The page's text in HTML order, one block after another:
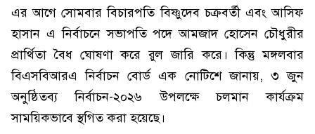
এর আগে সোমবার বিচারপতি বিষ্ণুদেব চক্রবর্তী এবং আসিফ
হাসান এ নির্বাচনে সভাপতি পদে আমজাদ হোসেন চৌধুরীর
প্রার্থিতা বৈধ ঘোষণা করে রুল জারি করে। কিন্তু মঙ্গলবার
বিএসবিআরএ নির্বাচন বোর্ড এক নোটিশে জানায়, ৩ জুন
অনুষ্ঠিতব্য নির্বাচন-২০২৬ উপলক্ষে চলমান কার্যক্রম
সাময়িকভাবে স্থগিত করা হয়েছে।